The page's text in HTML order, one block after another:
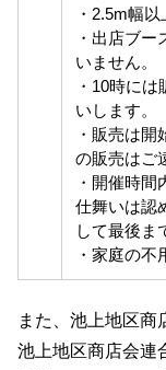
・2.5m幅
・出店ブ
いません。
・10時に
いします。
・販売は
の販売はご
・開催時
仕舞いは認
して最後ま
・家庭の不
また、池上地区商
池上地区商店会連